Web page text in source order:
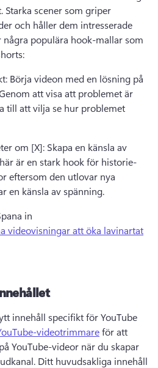
Starka scener som griper
och håller dem intresserade
några populära hook-mallar som
Börja videon med en lösning på
att visa att problemet är
till att vilja se hur problemet
om [X]: Skapa en känsla av
är en stark hook för historie-
eftersom den utlovar nya
en känsla av spänning.
in
videovisningar att öka lavinartat
innehåll specifikt för YouTube
videotrimmare för att
YouTube-videor när du skapar
Ditt huvudsakliga innehåll